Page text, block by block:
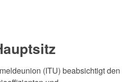
(ITU) beabsichtigt den